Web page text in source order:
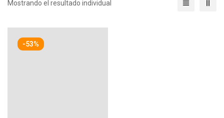
Mostrando el resultado individual
-53%